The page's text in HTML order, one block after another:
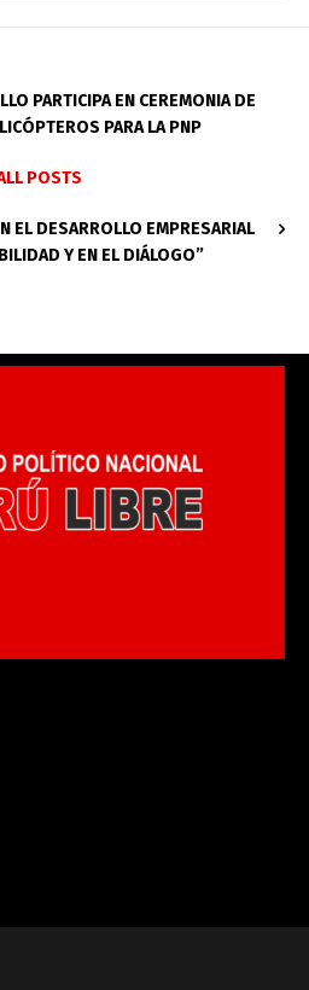
PARTICIPA EN CEREMONIA DE
PARA LA PNP
POSTS
EL DESARROLLO EMPRESARIAL
Y EN EL DIÁLOGO”